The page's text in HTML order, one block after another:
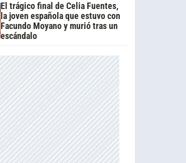
El trágico final de Celia Fuentes,
la joven española que estuvo con
Facundo Moyano y murió tras un
escándalo